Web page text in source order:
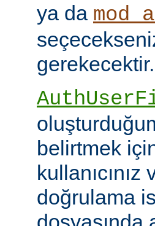
ya da
gerekecektir.
belirtmek
doğrulama